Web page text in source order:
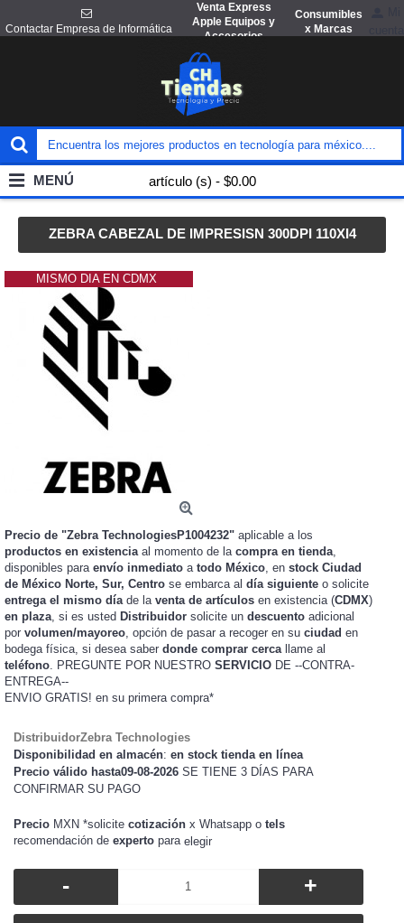
Contactar Empresa de Informática
Venta Express
Apple Equipos y
Accesorios
Consumibles
x Marcas
artículo (s) - $0.00
MENÚ
ZEBRA CABEZAL DE IMPRESISN 300DPI 110XI4
MISMO DIA EN CDMX
Precio de "Zebra TechnologiesP1004232" aplicable a los
productos en existenciaal momento de la compra en tienda,
disponibles para envío inmediato a todo México, en stock Ciudad
de México Norte, Sur, Centro se embarca al día siguiente o solicite
entrega el mismo díade la venta de artículos en existencia (CDMX)
en plaza, si es usted Distribuidor solicite un descuento adicional
por volumen/mayoreo, opción de pasar a recoger en su ciudad en
bodega física, si desea saber donde comprar cercallame al
teléfono. PREGUNTE POR NUESTRO SERVICIO DE --CONTRA-
ENTREGA--
ENVIO GRATIS! en su primera compra*
DistribuidorZebra Technologies
Disponibilidad en almacén: en stock tienda en línea
Precio válido hasta09-08-2026 SE TIENE 3 DÍAS PARA
CONFIRMAR SU PAGO
Precio MXN *solicite cotización x Whatsapp o tels
recomendación de experto para elegir
- +